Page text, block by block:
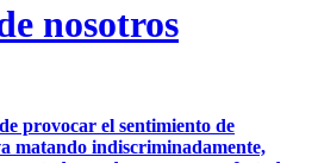
nosotros
provocar el sentimiento de
matando indiscriminadamente,